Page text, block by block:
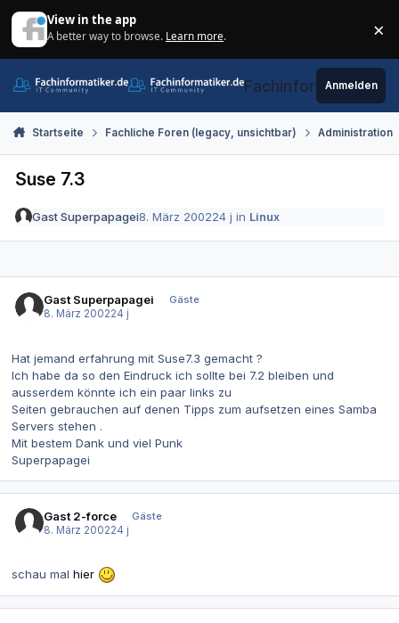
View in the app
A better way to browse. Learn more. ×
Fachinformatiker.de
Anmelden
Startseite Fachliche Foren (legacy, unsichtbar) Administration
Suse 7.3
Gast Superpapagei8. März 200224 j in Linux
Gast Superpapagei
Gäste
8. März 200224 j
Hat jemand erfahrung mit Suse7.3 gemacht ?
Ich habe da so den Eindruck ich sollte bei 7.2 bleiben und
ausserdem könnte ich ein paar links zu
Seiten gebrauchen auf denen Tipps zum aufsetzen eines Samba
Servers stehen .
Mit bestem Dank und viel Punk
Superpapagei
Gast 2-force
Gäste
8. März 200224 j
schau mal hier